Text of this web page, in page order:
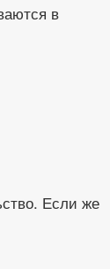
в
Если же